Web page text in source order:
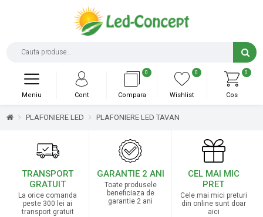
0
Cos
0
Wishlist
0
Compara
Cont
Meniu
PLAFONIERE LED PLAFONIERE LED TAVAN
TRANSPORT
GRATUIT
La orice comanda
peste 300 lei ai
transport gratuit
GARANTIE 2 ANI
Toate produsele
beneficiaza de
garantie 2 ani
CEL MAI MIC
PRET
Cele mai mici preturi
din online sunt doar
aici